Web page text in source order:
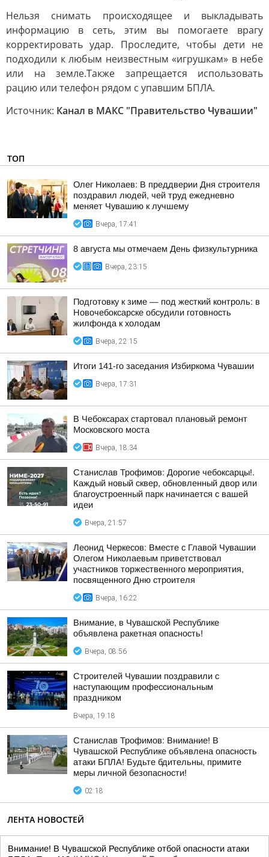
Нельзя снимать происходящее и выкладывать
информацию в сеть, этим вы помогаете врагу
корректировать удар. Проследите, чтобы дети не
подходили к любым неизвестным «игрушкам» в небе
или на земле.Также запрещается использовать
рацию или телефон рядом с упавшим БПЛА.
Источник: Канал в МАКС "Правительство Чувашии"
ТОП
Олег Николаев: В преддверии Дня строителя
поздравил людей, чей труд ежедневно
меняет Чувашию к лучшему
Вчера, 17:41
8 августа мы отмечаем День физкультурника
Вчера, 23:15
Подготовку к зиме — под жесткий контроль: в
Новочебоксарске обсудили готовность
жилфонда к холодам
Вчера, 22:15
Итоги 141-го заседания Избиркома Чувашии
Вчера, 17:31
В Чебоксарах стартовал плановый ремонт
Московского моста
Вчера, 18:34
Станислав Трофимов: Дорогие чебоксарцы!.
Каждый новый сквер, обновленный двор или
благоустроенный парк начинается с вашей
идеи
Вчера, 21:57
Леонид Черкесов: Вместе с Главой Чувашии
Олегом Николаевым приветствовал
участников торжественного мероприятия,
посвященного Дню строителя
Вчера, 16:22
Внимание, в Чувашской Республике
объявлена ракетная опасность!
Вчера, 08:56
Строителей Чувашии поздравили с
наступающим профессиональным
праздником
Вчера, 19:18
Станислав Трофимов: Внимание! В
Чувашской Республике объявлена опасность
атаки БПЛА! Будьте бдительны, примите
меры личной безопасности!
02:18
ЛЕНТА НОВОСТЕЙ
Внимание! В Чувашской Республике отбой опасности атаки